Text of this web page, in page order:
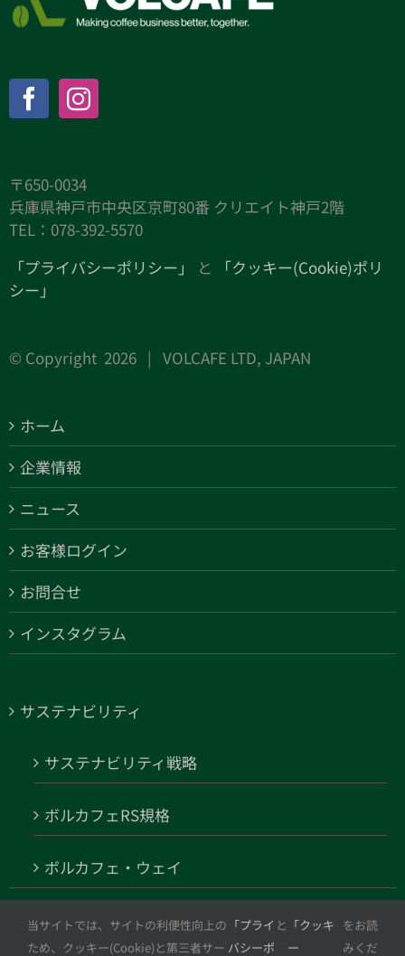
〒650-0034
兵庫県神戸市中央区京町80番 クリエイト神戸2階
TEL：078-392-5570
「プライバシーポリシー」
と
「クッキー(Cookie)ポリ
シー」
© Copyright 2026 | VOLCAFE LTD, JAPAN
ホーム
企業情報
ニュース
お客様ログイン
お問合せ
インスタグラム
サステナビリティ
サステナビリティ戦略
ボルカフェRS規格
ボルカフェ・ウェイ
当サイトでは、サイトの利便性向上の
ため、クッキー(Cookie)と第三者サー
「プライ
バシーポ
と 「クッキ
ー
をお読
みくだ